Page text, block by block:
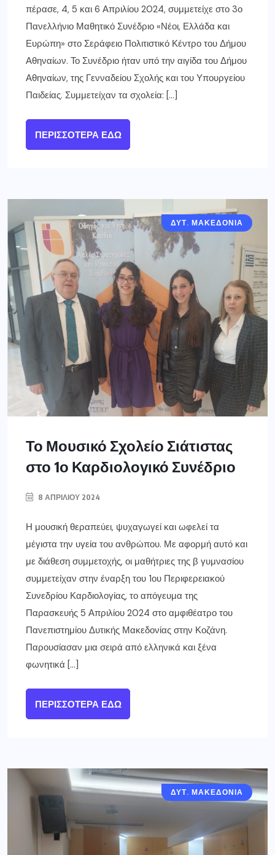
πέρασε, 4, 5 και 6 Απριλίου 2024, συμμετείχε στο 3ο
Πανελλήνιο Μαθητικό Συνέδριο «Νέοι, Ελλάδα και
Ευρώπη» στο Σεράφειο Πολιτιστικό Κέντρο του Δήμου
Αθηναίων. Το Συνέδριο ήταν υπό την αιγίδα του Δήμου
Αθηναίων, της Γενναδείου Σχολής και του Υπουργείου
Παιδείας. Συμμετείχαν τα σχολεία: […]
ΠΕΡΙΣΣΌΤΕΡΑ ΕΔΏ
ΔΥΤ. ΜΑΚΕΔΟΝΙΑ
Το Μουσικό Σχολείο Σιάτιστας
στο 1ο Καρδιολογικό Συνέδριο
8 ΑΠΡΙΛΊΟΥ 2024
Η μουσική θεραπεύει, ψυχαγωγεί και ωφελεί τα
μέγιστα την υγεία του ανθρώπου. Με αφορμή αυτό και
με διάθεση συμμετοχής, οι μαθήτριες της β γυμνασίου
συμμετείχαν στην έναρξη του 1ου Περιφερειακού
Συνεδρίου Καρδιολογίας, το απόγευμα της
Παρασκευής 5 Απριλίου 2024 στο αμφιθέατρο του
Πανεπιστημίου Δυτικής Μακεδονίας στην Κοζάνη.
Παρουσίασαν μια σειρά από ελληνικά και ξένα
φωνητικά […]
ΠΕΡΙΣΣΌΤΕΡΑ ΕΔΏ
ΔΥΤ. ΜΑΚΕΔΟΝΙΑ